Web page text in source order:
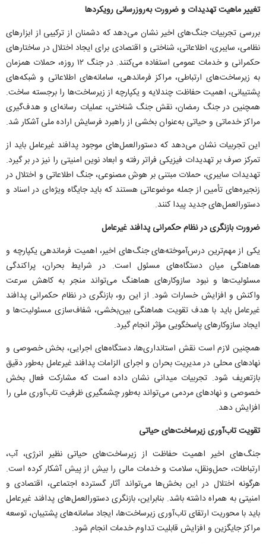
تغییر ماهیت تهدیدات و ضرورت به‌روزرسانی رویکرد‌ها
بررسی تجربیات جنگ‌های اخیر نشان می‌دهد که دشمنان از ترکیبی از ابزار‌های
نظامی، سایبری، اطلاعاتی، شناختی و اقتصادی برای ایجاد اختلال در ساختار‌های
حکمرانی و خدمات عمومی استفاده می‌کنند. در جنگ ۱۲ روزه، حملات همزمان
به زیرساخت‌های ارتباطی، مراکز فرماندهی، سامانه‌های اطلاعاتی و شبکه‌های
پشتیبانی، اهمیت حفاظت چندلایه و یکپارچه از زیرساخت‌ها را برجسته ساخت.
همچنین در جنگ رمضان، نقش جنگ شناختی، عملیات رسانه‌ای و هدف‌گیری
مراکز خدماتی و حیاتی به‌عنوان بخشی از راهبرد فرسایش اراده ملی آشکار شد.
این تجربیات نشان می‌دهد که دستورالعمل‌های موجود پدافند غیرعامل باید از
تمرکز صرف بر تهدیدات فیزیکی فراتر رفته و ابعاد نوین امنیتی را نیز در بر گیرد.
تهدیدات سایبری، حملات مبتنی بر هوش مصنوعی، جنگ اطلاعاتی و اختلال در
زنجیره‌های تأمین از جمله موضوعاتی هستند که باید جایگاه ویژه‌ای در اسناد و
دستورالعمل‌های جدید پیدا کنند.
ضرورت بازنگری در نظام حکمرانی پدافند غیرعامل
یکی از مهم‌ترین درس‌آموخته‌های جنگ‌های اخیر، اهمیت فرماندهی یکپارچه و
هماهنگی میان دستگاه‌های مسئول است. در شرایط بحران، پراکندگی
مسئولیت‌ها و نبود سازوکار‌های هماهنگ می‌تواند منجر به کاهش سرعت
واکنش و افزایش خسارات شود. از این رو، بازنگری در نظام حکمرانی پدافند
غیرعامل باید با هدف تقویت هماهنگی بین‌بخشی، شفاف‌سازی مسئولیت‌ها و
ایجاد سازوکار‌های پاسخگویی مؤثر انجام گیرد.
همچنین لازم است نقش استانداری‌ها، دستگاه‌های اجرایی، بخش خصوصی و
نهاد‌های محلی در مدیریت بحران و اجرای الزامات پدافند غیرعامل به‌طور دقیق
بازتعریف شود. تجربیات میدانی نشان داده است که مشارکت فعال بخش
خصوصی و نهاد‌های مردمی می‌تواند به‌طور چشمگیری ظرفیت تاب‌آوری ملی را
افزایش دهد.
تقویت تاب‌آوری زیرساخت‌های حیاتی
جنگ‌های اخیر اهمیت حفاظت از زیرساخت‌های حیاتی نظیر انرژی، آب،
ارتباطات، حمل‌ونقل، سلامت و خدمات مالی را بیش از پیش آشکار کرده است.
هرگونه اختلال در این بخش‌ها می‌تواند آثار گسترده اجتماعی، اقتصادی و
امنیتی به همراه داشته باشد. بنابراین، بازنگری دستورالعمل‌های پدافند غیرعامل
باید با محوریت ارتقای تاب‌آوری زیرساخت‌ها، ایجاد سامانه‌های پشتیبان، توسعه
مراکز جایگزین و افزایش قابلیت تداوم خدمات انجام شود.